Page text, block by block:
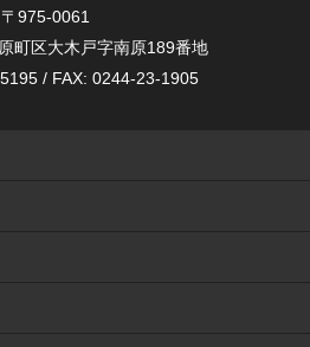
〒975-0061
町区大木戸字南原189番地
/ FAX: 0244-23-1905